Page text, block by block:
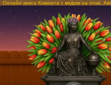
Онлайн книга Комната с видом на огни.